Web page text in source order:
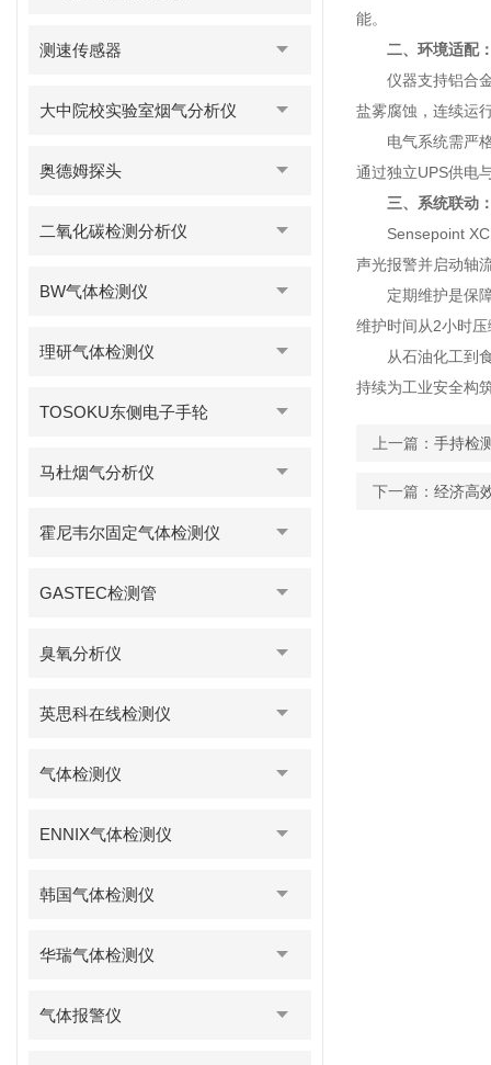
测速传感器
大中院校实验室烟气分析仪
奥德姆探头
二氧化碳检测分析仪
BW气体检测仪
理研气体检测仪
TOSOKU东侧电子手轮
马杜烟气分析仪
霍尼韦尔固定气体检测仪
GASTEC检测管
臭氧分析仪
英思科在线检测仪
气体检测仪
ENNIX气体检测仪
韩国气体检测仪
华瑞气体检测仪
气体报警仪
能。
二、环境适配
仪器支持铝合金
盐雾腐蚀，连续运
电气系统需严格
通过独立UPS供电
三、系统联动
Sensepoint XCD
声光报警并启动轴
定期维护是保障
维护时间从2小时
从石油化工到食
持续为工业安全构
上一篇： 手持检
下一篇： 经济高